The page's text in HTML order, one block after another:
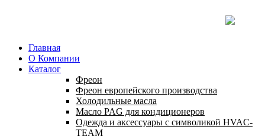
Главная
О Компании
Каталог
Фреон
Фреон европейского производства
Холодильные масла
Масло PAG для кондиционеров
Одежда и аксессуары с символикой HVAC-
TEAM